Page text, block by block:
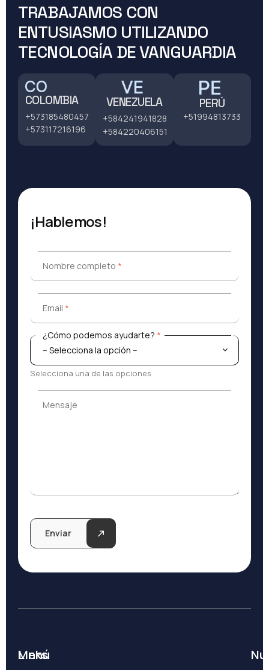
TRABAJAMOS CON
ENTUSIASMO UTILIZANDO
TECNOLOGÍA DE VANGUARDIA
COLOMBIA
+573185480457
+573117216196
VENEZUELA
+584241941828
+584220406151
PERÚ
+51994813733
¡Hablemos!
Nombre completo *
Email *
¿Cómo podemos ayudarte?
¿Cómo podemos ayudarte? *
Selecciona una de las opciones
Mensaje
Enviar
Links
Menú